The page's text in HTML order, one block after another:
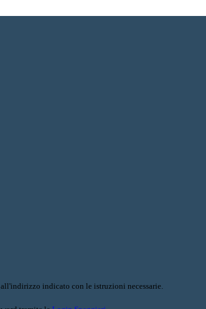
indicato con le istruzioni necessarie.